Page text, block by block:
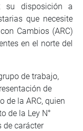
su disposición a
que necesite
Cambios (ARC)
en el norte del
de trabajo,
de
de la ARC, quien
de la Ley N°
de carácter